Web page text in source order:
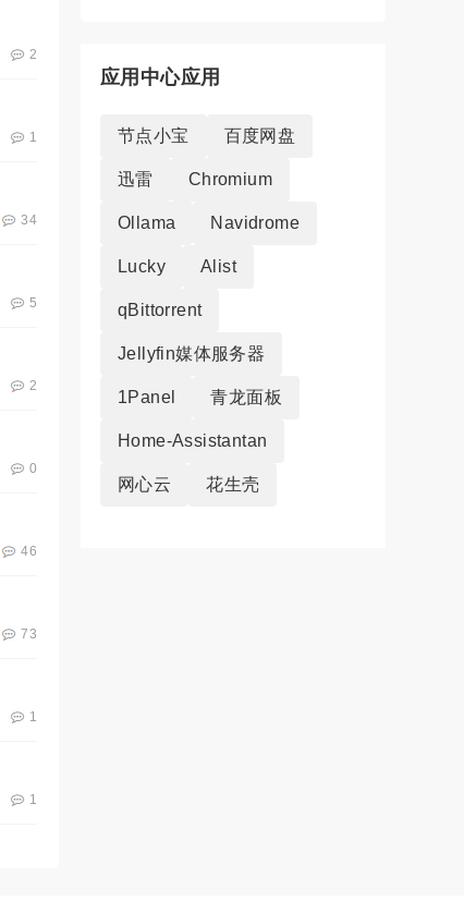
2
1
34
5
2
0
46
73
1
1
应用中心应用
节点小宝 百度网盘
迅雷 Chromium
Ollama Navidrome
Lucky Alist
qBittorrent
Jellyfin媒体服务器
1Panel 青龙面板
Home-Assistantan
网心云 花生壳